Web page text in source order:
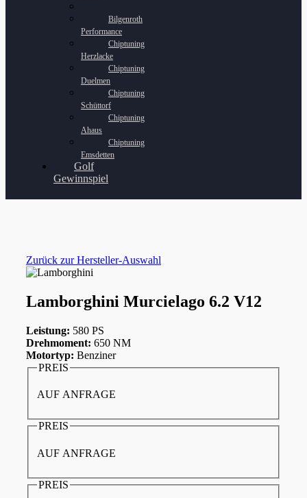
Bilgenroth
Performance
Chiptuning
Herzlacke
Chiptuning
Duelmen
Chiptuning
Schüttorf
Chiptuning
Ahaus
Chiptuning
Emsdetten
Golf
Gewinnspiel
Zurück zur Hersteller-Auswahl
Lamborghini Murcielago 6.2 V12
Leistung: 580 PS
Drehmoment: 650 NM
Motortyp: Benziner
PREIS
AUF ANFRAGE
PREIS
AUF ANFRAGE
PREIS